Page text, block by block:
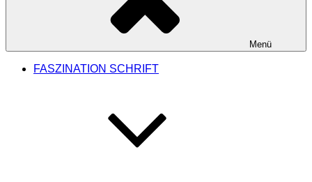
Menü
FASZINATION SCHRIFT